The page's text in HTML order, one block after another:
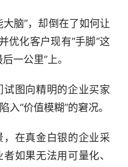
脑”，却倒在了如何让
优化客户现有“手脚”这
一公里”上。
图向精明的企业买家
“价值模糊”的窘况。
在真金白银的企业采
如果无法用可量化、